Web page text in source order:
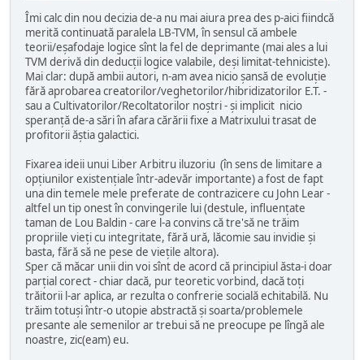
Îmi calc din nou decizia de-a nu mai aiura prea des p-aici fiindcă
merită continuată paralela LB-TVM, în sensul că ambele
teorii/eşafodaje logice sînt la fel de deprimante (mai ales a lui
TVM derivă din deducţii logice valabile, deşi limitat-tehniciste).
Mai clar: după ambii autori, n-am avea nicio şansă de evoluţie
fără aprobarea creatorilor/veghetorilor/hibridizatorilor E.T. -
sau a Cultivatorilor/Recoltatorilor noştri - şi implicit nicio
speranţă de-a sări în afara cărării fixe a Matrixului trasat de
profitorii ăştia galactici.
Fixarea ideii unui Liber Arbitru iluzoriu (în sens de limitare a
opţiunilor existenţiale într-adevăr importante) a fost de fapt
una din temele mele preferate de contrazicere cu John Lear -
altfel un tip onest în convingerile lui (destule, influenţate
taman de Lou Baldin - care l-a convins că tre'să ne trăim
propriile vieţi cu integritate, fără ură, lăcomie sau invidie şi
basta, fără să ne pese de vieţile altora).
Sper că măcar unii din voi sînt de acord că principiul ăsta-i doar
parţial corect - chiar dacă, pur teoretic vorbind, dacă toţi
trăitorii l-ar aplica, ar rezulta o confrerie socială echitabilă. Nu
trăim totuşi într-o utopie abstractă şi soarta/problemele
presante ale semenilor ar trebui să ne preocupe pe lîngă ale
noastre, zic(eam) eu.